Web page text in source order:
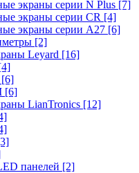
экраны серии N Plus [7]
экраны серии CR [4]
экраны серии А27 [6]
[2]
Leyard [16]
[6]
[6]
LianTronics [12]
панелей [2]